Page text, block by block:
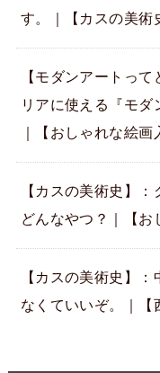
す。｜【カスの美術
【モダンアートっ
リアに使える『モダ
｜【おしゃれな絵画
【カスの美術史】
どんなやつ？｜【お
【カスの美術史】
なくていいぞ。｜【